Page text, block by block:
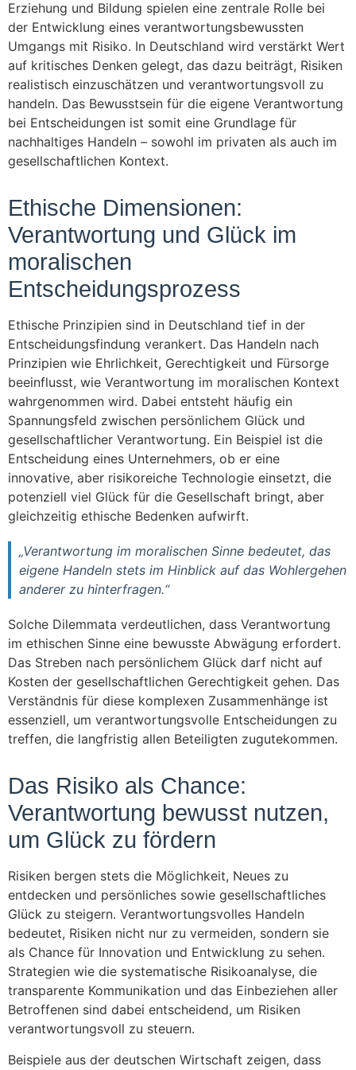
Erziehung und Bildung spielen eine zentrale Rolle bei
der Entwicklung eines verantwortungsbewussten
Umgangs mit Risiko. In Deutschland wird verstärkt Wert
auf kritisches Denken gelegt, das dazu beiträgt, Risiken
realistisch einzuschätzen und verantwortungsvoll zu
handeln. Das Bewusstsein für die eigene Verantwortung
bei Entscheidungen ist somit eine Grundlage für
nachhaltiges Handeln – sowohl im privaten als auch im
gesellschaftlichen Kontext.
Ethische Dimensionen:
Verantwortung und Glück im
moralischen
Entscheidungsprozess
Ethische Prinzipien sind in Deutschland tief in der
Entscheidungsfindung verankert. Das Handeln nach
Prinzipien wie Ehrlichkeit, Gerechtigkeit und Fürsorge
beeinflusst, wie Verantwortung im moralischen Kontext
wahrgenommen wird. Dabei entsteht häufig ein
Spannungsfeld zwischen persönlichem Glück und
gesellschaftlicher Verantwortung. Ein Beispiel ist die
Entscheidung eines Unternehmers, ob er eine
innovative, aber risikoreiche Technologie einsetzt, die
potenziell viel Glück für die Gesellschaft bringt, aber
gleichzeitig ethische Bedenken aufwirft.
„Verantwortung im moralischen Sinne bedeutet, das
eigene Handeln stets im Hinblick auf das Wohlergehen
anderer zu hinterfragen.“
Solche Dilemmata verdeutlichen, dass Verantwortung
im ethischen Sinne eine bewusste Abwägung erfordert.
Das Streben nach persönlichem Glück darf nicht auf
Kosten der gesellschaftlichen Gerechtigkeit gehen. Das
Verständnis für diese komplexen Zusammenhänge ist
essenziell, um verantwortungsvolle Entscheidungen zu
treffen, die langfristig allen Beteiligten zugutekommen.
Das Risiko als Chance:
Verantwortung bewusst nutzen,
um Glück zu fördern
Risiken bergen stets die Möglichkeit, Neues zu
entdecken und persönliches sowie gesellschaftliches
Glück zu steigern. Verantwortungsvolles Handeln
bedeutet, Risiken nicht nur zu vermeiden, sondern sie
als Chance für Innovation und Entwicklung zu sehen.
Strategien wie die systematische Risikoanalyse, die
transparente Kommunikation und das Einbeziehen aller
Betroffenen sind dabei entscheidend, um Risiken
verantwortungsvoll zu steuern.
Beispiele aus der deutschen Wirtschaft zeigen, dass